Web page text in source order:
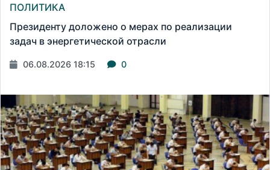
ПОЛИТИКА
Президенту доложено о мерах по реализации
задач в энергетической отрасли
06.08.2026 18:15 0